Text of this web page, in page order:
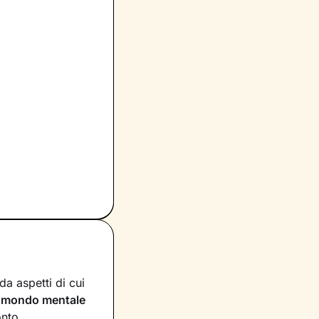
aspetti di cui
mondo mentale